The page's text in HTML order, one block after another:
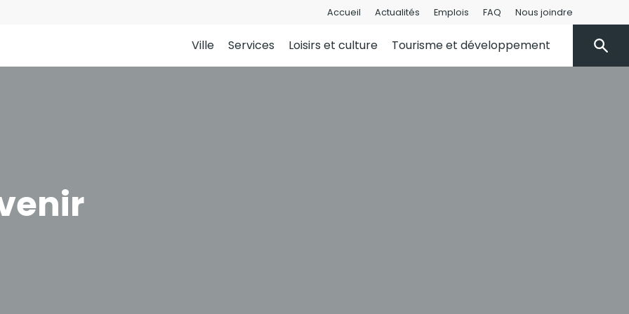
Accueil Actualités Emplois FAQ Nous joindre
Ville Services Loisirs et culture Tourisme et développement